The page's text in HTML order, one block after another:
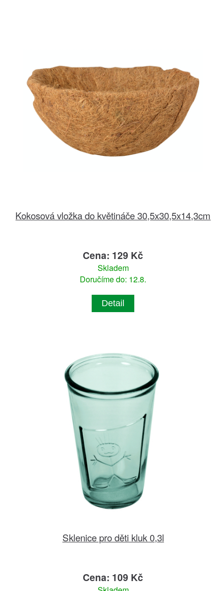
Kokosová vložka do květináče 30,5x30,5x14,3cm
Cena: 129 Kč
Skladem
Doručíme do: 12.8.
Detail
Sklenice pro děti kluk 0,3l
Cena: 109 Kč